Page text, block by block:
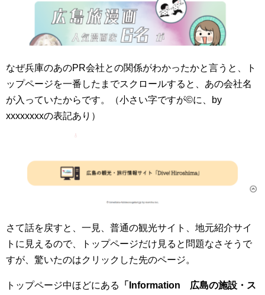
なぜ兵庫のあのPR会社との関係がわかったかと言うと、ト
ップページを一番したまでスクロールすると、あの会社名
が入っていたからです。（小さい字ですが©に、by
xxxxxxxxの表記あり）
さて話を戻すと、一見、普通の観光サイト、地元紹介サイ
トに見えるので、トップページだけ見ると問題なさそうで
すが、驚いたのはクリックした先のページ。
トップページ中ほどにある
「Information 広島の施設・ス